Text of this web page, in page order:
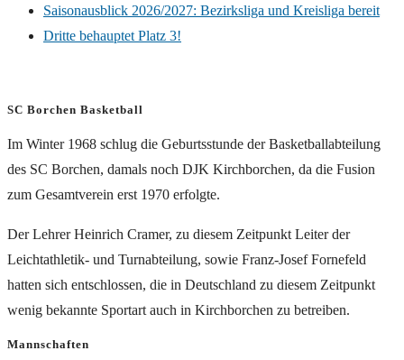
Saisonausblick 2026/2027: Bezirksliga und Kreisliga bereit
Dritte behauptet Platz 3!
SC Borchen Basketball
Im Winter 1968 schlug die Geburtsstunde der Basketballabteilung
des SC Borchen, damals noch DJK Kirchborchen, da die Fusion
zum Gesamtverein erst 1970 erfolgte.
Der Lehrer Heinrich Cramer, zu diesem Zeitpunkt Leiter der
Leichtathletik- und Turnabteilung, sowie Franz-Josef Fornefeld
hatten sich entschlossen, die in Deutschland zu diesem Zeitpunkt
wenig bekannte Sportart auch in Kirchborchen zu betreiben.
Mannschaften